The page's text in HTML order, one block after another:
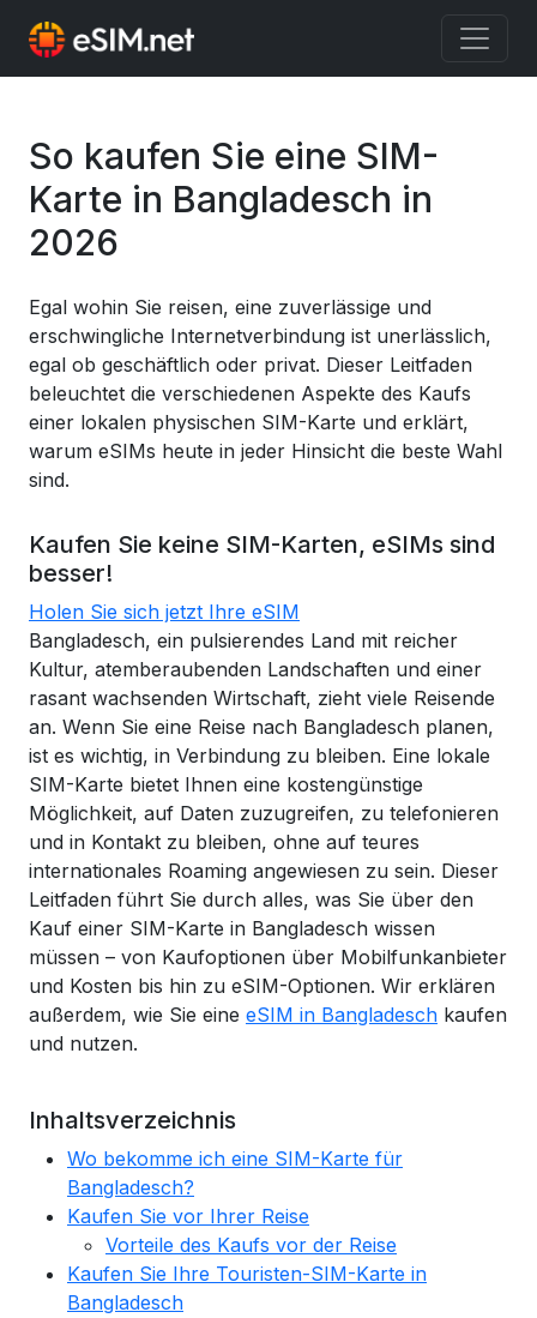
So kaufen Sie eine SIM-
Karte in Bangladesch in
2026
Egal wohin Sie reisen, eine zuverlässige und
erschwingliche Internetverbindung ist unerlässlich,
egal ob geschäftlich oder privat. Dieser Leitfaden
beleuchtet die verschiedenen Aspekte des Kaufs
einer lokalen physischen SIM-Karte und erklärt,
warum eSIMs heute in jeder Hinsicht die beste Wahl
sind.
Kaufen Sie keine SIM-Karten, eSIMs sind
besser!
Holen Sie sich jetzt Ihre eSIM
Bangladesch, ein pulsierendes Land mit reicher
Kultur, atemberaubenden Landschaften und einer
rasant wachsenden Wirtschaft, zieht viele Reisende
an. Wenn Sie eine Reise nach Bangladesch planen,
ist es wichtig, in Verbindung zu bleiben. Eine lokale
SIM-Karte bietet Ihnen eine kostengünstige
Möglichkeit, auf Daten zuzugreifen, zu telefonieren
und in Kontakt zu bleiben, ohne auf teures
internationales Roaming angewiesen zu sein. Dieser
Leitfaden führt Sie durch alles, was Sie über den
Kauf einer SIM-Karte in Bangladesch wissen
müssen – von Kaufoptionen über Mobilfunkanbieter
und Kosten bis hin zu eSIM-Optionen. Wir erklären
außerdem, wie Sie eine eSIM in Bangladesch kaufen
und nutzen.
Inhaltsverzeichnis
Wo bekomme ich eine SIM-Karte für
Bangladesch?
Kaufen Sie vor Ihrer Reise
Vorteile des Kaufs vor der Reise
Kaufen Sie Ihre Touristen-SIM-Karte in
Bangladesch